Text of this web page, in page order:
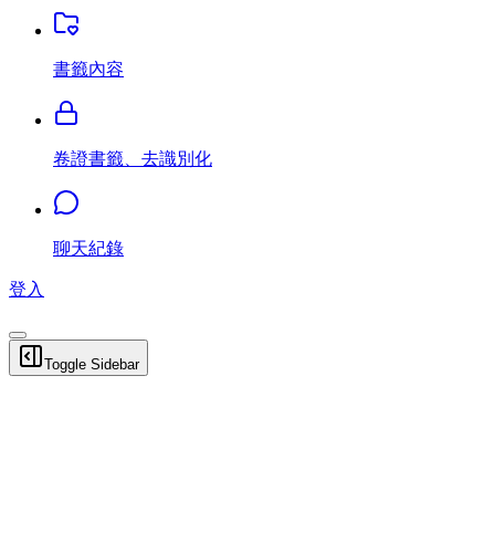
書籤內容
卷證書籤、去識別化
聊天紀錄
登入
Toggle Sidebar